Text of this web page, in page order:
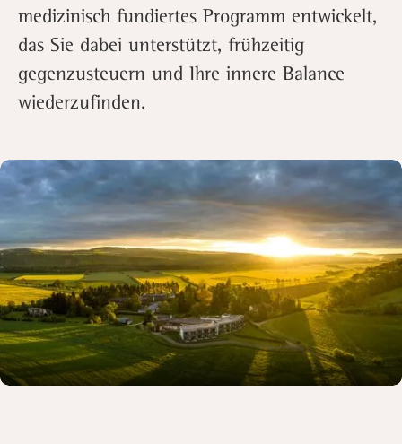
medizinisch fundiertes Programm entwickelt,
das Sie dabei unterstützt, frühzeitig
gegenzusteuern und Ihre innere Balance
wiederzufinden.
Slide 1 of 2.